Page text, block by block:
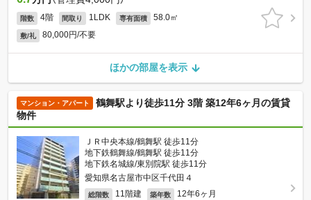
階数 4階 間取り 1LDK 専有面積 58.0㎡
敷/礼 80,000円/不要
ほかの部屋を表示
マンション・アパート
鶴舞駅より徒歩11分 3階 築12年6ヶ月の賃貸
物件
ＪＲ中央本線/鶴舞駅 徒歩11分
地下鉄鶴舞線/鶴舞駅 徒歩11分
地下鉄名城線/東別院駅 徒歩11分
愛知県名古屋市中区千代田４
総階数 11階建 築年数 12年6ヶ月